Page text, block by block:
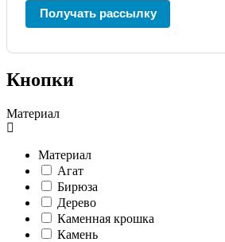
Получать рассылку
Кнопки
Материал
Материал
Агат
Бирюза
Дерево
Каменная крошка
Камень